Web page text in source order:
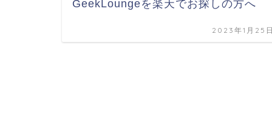
GeekLoungeを楽天でお探しの方へ
2023年1月25